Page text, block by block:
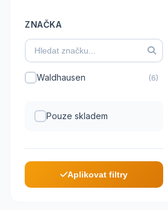
ZNAČKA
Waldhausen (6)
Pouze skladem
Aplikovat filtry